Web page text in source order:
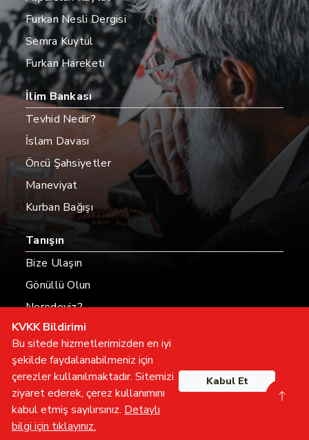
Furkan Nesli Dergisi
Semra Kuytul
Furkan Hareketi
İlim Bankası
Tevhid Nedir?
İslam Davası
Öncü Şahsiyetler
Maneviyat
Kurban Bağışı
Tanışın
Bize Ulaşın
Gönüllü Olun
Neredeyiz?
Hesaplarımız
Tüm hakları saklıdır
furkan
hareketi
KVKK Bildirimi
Bu sitede hizmetlerimizden en iyi
şekilde faydalanabilmeniz için
çerezler kullanılmaktadır. Sitemizi
ziyaret ederek, çerez kullanımını
kabul etmiş sayılırsınız. Detaylı
bilgi için tıklayınız.
Kabul Et